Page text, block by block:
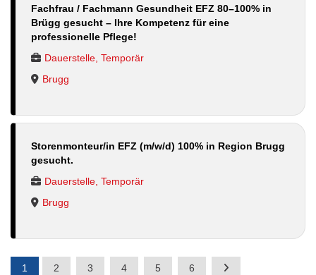
Fachfrau / Fachmann Gesundheit EFZ 80–100% in
Brügg gesucht – Ihre Kompetenz für eine
professionelle Pflege!
Dauerstelle, Temporär
Brugg
Storenmonteur/in EFZ (m/w/d) 100% in Region Brugg
gesucht.
Dauerstelle, Temporär
Brugg
1 2 3 4 5 6